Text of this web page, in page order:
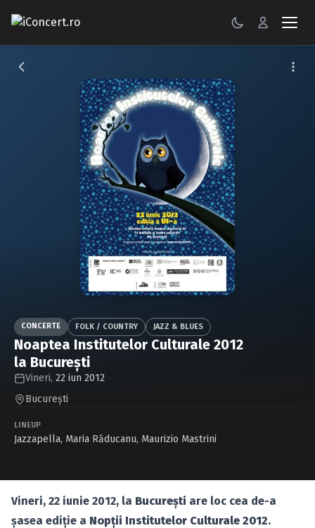
CONCERTE
Caută în site...
CONCERTE FOLK / COUNTRY JAZZ & BLUES
Noaptea Institutelor Culturale 2012
la Bucureşti
Vineri, 22 iun 2012
Bucureşti
LINEUP
Jazzapella, Maria Răducanu, Maurizio Mastrini
Vineri, 22 iunie 2012, la Bucureşti are loc cea de-a
şasea ediţie a Nopţii Institutelor Culturale 2012.